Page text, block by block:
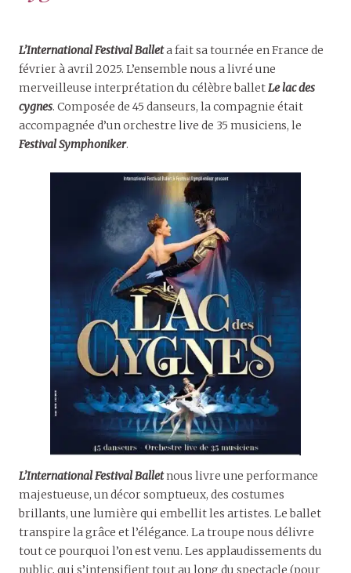
L’International Festival Balleta fait sa tournée en France de
février à avril 2025. L’ensemble nous a livré une
merveilleuse interprétation du célèbre balletLe lac des
cygnes. Composée de 45 danseurs, la compagnie était
accompagnée d’un orchestre live de 35 musiciens, le
Festival Symphoniker.
L’International Festival Balletnous livre une performance
majestueuse, un décor somptueux, des costumes
brillants, une lumière qui embellit les artistes. Le ballet
transpire la grâce et l’élégance. La troupe nous délivre
tout ce pourquoi l’on est venu. Les applaudissements du
public, qui s’intensifient tout au long du spectacle (pour